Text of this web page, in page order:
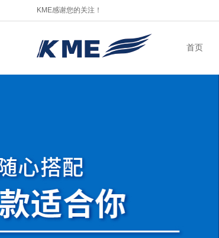
KME感谢您的关注！
首页